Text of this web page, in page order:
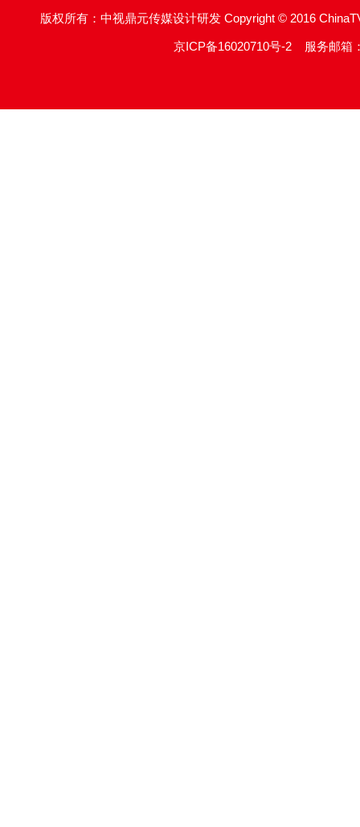
版权所有：中视鼎元传媒设计研发 Copyright © 2016
京ICP备16020710号-2 服务邮箱